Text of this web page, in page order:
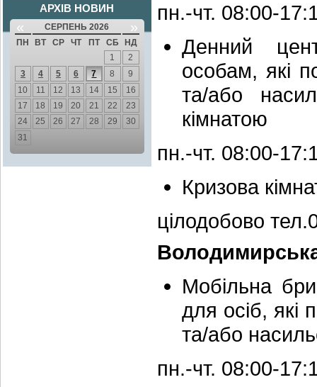
АРХІВ НОВИН
« СЕРПЕНЬ 2026 »
ПН ВТ СР ЧТ ПТ СБ
НД
1
2
3
4 5 6 7 8
9
10
11 12 13 14 15
16
17
18 19 20 21 22
23
24
25 26 27 28 29
30
31
пн.-чт. 08:00-
Денний
особам, які
та/або
кімнатою
пн.-чт. 08:00-
Кризова
цілодобово
Мобільна
для осіб, які
та/або
пн.-чт. 08:00-